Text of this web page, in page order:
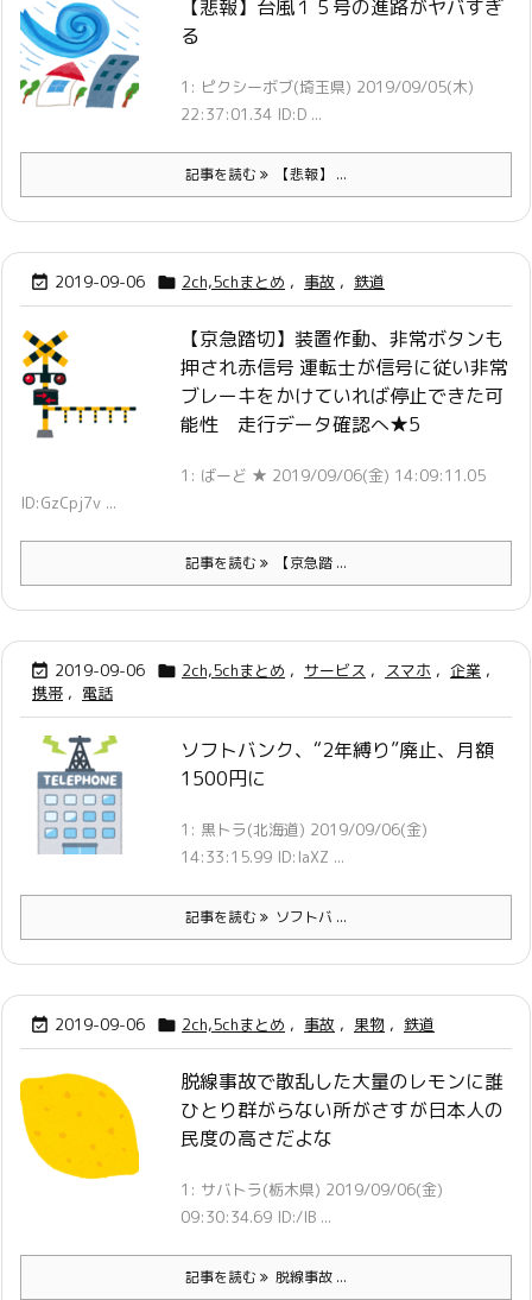
【悲報】台風１５号の進路がヤバすぎ
る
1: ピクシーボブ(埼玉県) 2019/09/05(木)
22:37:01.34 ID:D ...
記事を読む 【悲報】 ...
 2019-09-06  2ch,5chまとめ , 事故 , 鉄道
【京急踏切】装置作動、非常ボタンも
押され赤信号 運転士が信号に従い非常
ブレーキをかけていれば停止できた可
能性 走行データ確認へ★5
1: ばーど ★ 2019/09/06(金) 14:09:11.05
ID:GzCpj7v ...
記事を読む 【京急踏 ...
 2019-09-06  2ch,5chまとめ , サービス , スマホ , 企業 ,
携帯 , 電話
ソフトバンク、“2年縛り”廃止、月額
1500円に
1: 黒トラ(北海道) 2019/09/06(金)
14:33:15.99 ID:laXZ ...
記事を読む ソフトバ ...
 2019-09-06  2ch,5chまとめ , 事故 , 果物 , 鉄道
脱線事故で散乱した大量のレモンに誰
ひとり群がらない所がさすが日本人の
民度の高さだよな
1: サバトラ(栃木県) 2019/09/06(金)
09:30:34.69 ID:/IB ...
記事を読む 脱線事故 ...